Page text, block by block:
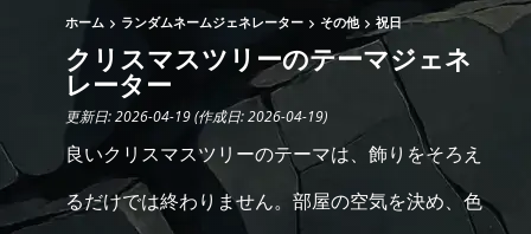
ホーム ランダムネームジェネレーター その他 祝日
クリスマスツリーのテーマジェネ
レーター
更新日: 2026-04-19 (作成日: 2026-04-19)
良いクリスマスツリーのテーマは、飾りをそろえ
るだけでは終わりません。部屋の空気を決め、色